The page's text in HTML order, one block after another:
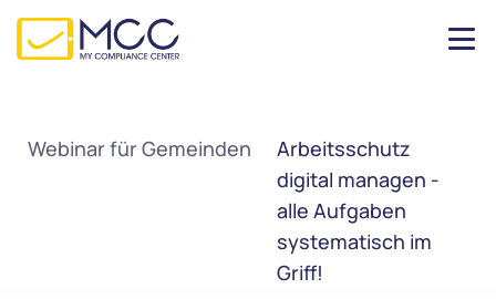
Webinar für Gemeinden
Arbeitsschutz
digital managen -
alle Aufgaben
systematisch im
Griff!